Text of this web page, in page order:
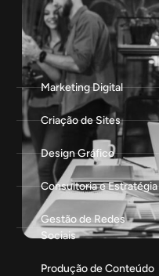
Marketing Digital
Criação de Sites
Design Gráfico
Consultoria e Estratégia
Gestão de Redes
Sociais
Produção de Conteúdo